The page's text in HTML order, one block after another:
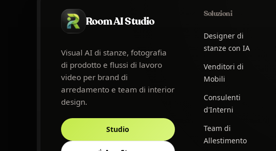
Room AI Studio
Visual AI di stanze, fotografia
di prodotto e flussi di lavoro
video per brand di
arredamento e team di interior
design.
Studio
Soluzioni
Designer di
stanze con IA
Venditori di
Mobili
Consulenti
d'Interni
Team di
Allestimento